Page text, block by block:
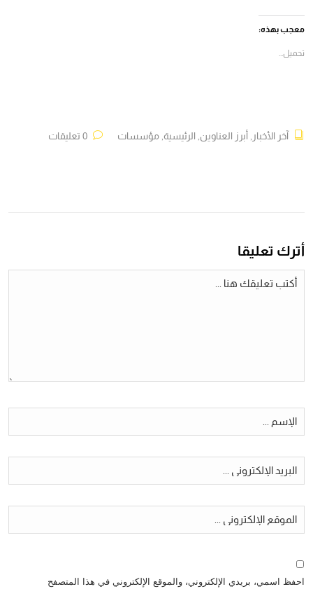
(فتح
في
نافذة
معجب بهذه:
تحميل...
آخر الأخبار , أبرز العناوين, الرئيسية, مؤسسات
أترك تعليقا
احفظ اسمي، بريدي الإلكتروني، والموقع الإلكتروني في هذا المتصفح